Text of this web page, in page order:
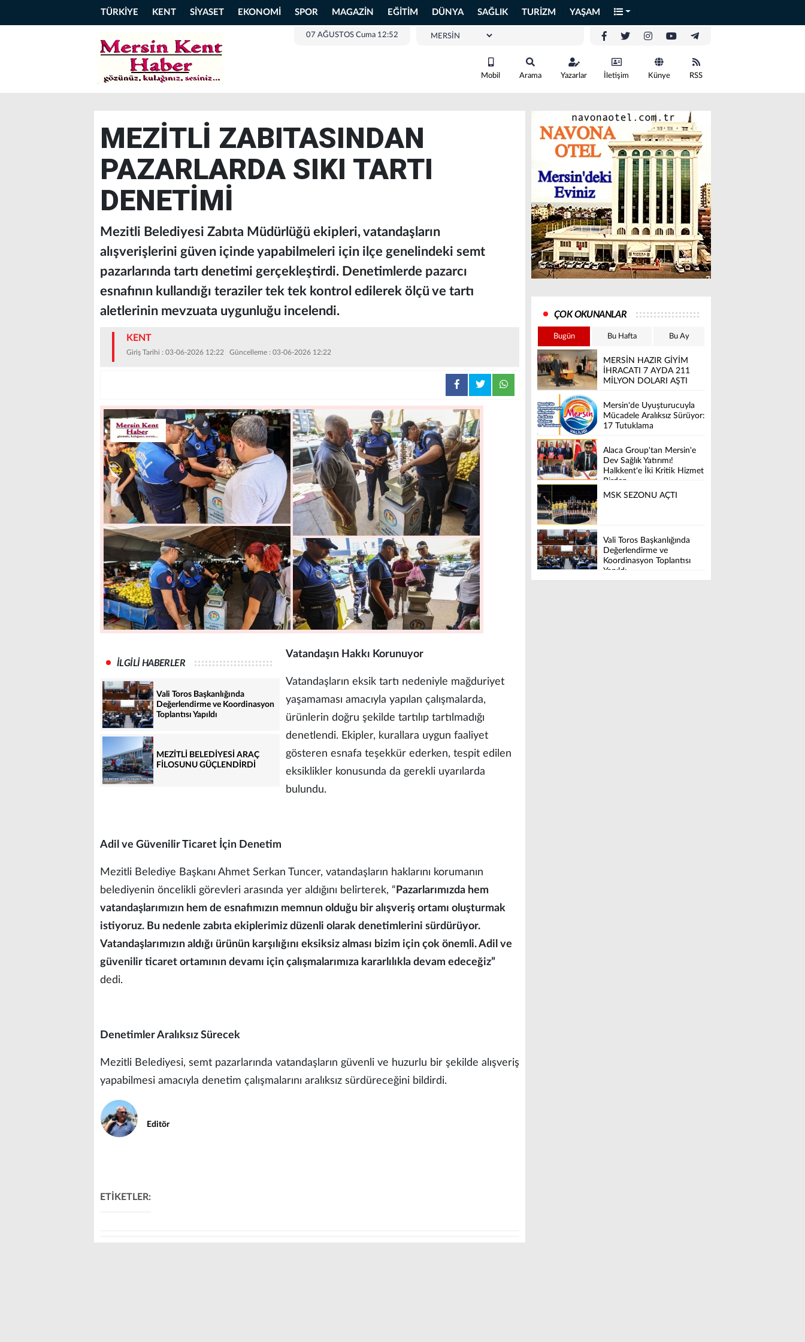
TÜRKİYE KENT SİYASET EKONOMİ SPOR MAGAZİN EĞİTİM DÜNYA SAĞLIK TURİZM YAŞAM
07 AĞUSTOS Cuma 12:52
Mobil Arama Yazarlar İletişim Künye RSS
MEZİTLİ ZABITASINDAN
PAZARLARDA SIKI TARTI
DENETİMİ
Mezitli Belediyesi Zabıta Müdürlüğü ekipleri, vatandaşların
alışverişlerini güven içinde yapabilmeleri için ilçe genelindeki semt
pazarlarında tartı denetimi gerçekleştirdi. Denetimlerde pazarcı
esnafının kullandığı teraziler tek tek kontrol edilerek ölçü ve tartı
aletlerinin mevzuata uygunluğu incelendi.
KENT
Giriş Tarihi : 03-06-2026 12:22 Güncelleme : 03-06-2026 12:22
İLGİLİ HABERLER
Vali Toros Başkanlığında
Değerlendirme ve Koordinasyon
Toplantısı Yapıldı
MEZİTLİ BELEDİYESİ ARAÇ
FİLOSUNU GÜÇLENDİRDİ
Vatandaşın Hakkı Korunuyor
Vatandaşların eksik tartı nedeniyle mağduriyet
yaşamaması amacıyla yapılan çalışmalarda,
ürünlerin doğru şekilde tartılıp tartılmadığı
denetlendi. Ekipler, kurallara uygun faaliyet
gösteren esnafa teşekkür ederken, tespit edilen
eksiklikler konusunda da gerekli uyarılarda
bulundu.
Adil ve Güvenilir Ticaret İçin Denetim
Mezitli Belediye Başkanı Ahmet Serkan Tuncer, vatandaşların haklarını korumanın
belediyenin öncelikli görevleri arasında yer aldığını belirterek, “ Pazarlarımızda hem
vatandaşlarımızın hem de esnafımızın memnun olduğu bir alışveriş ortamı oluşturmak
istiyoruz. Bu nedenle zabıta ekiplerimiz düzenli olarak denetimlerini sürdürüyor.
Vatandaşlarımızın aldığı ürünün karşılığını eksiksiz alması bizim için çok önemli. Adil ve
güvenilir ticaret ortamının devamı için çalışmalarımıza kararlılıkla devam edeceğiz”
dedi.
Denetimler Aralıksız Sürecek
Mezitli Belediyesi, semt pazarlarında vatandaşların güvenli ve huzurlu bir şekilde alışveriş
yapabilmesi amacıyla denetim çalışmalarını aralıksız sürdüreceğini bildirdi.
Editör
ETİKETLER:
ÇOK OKUNANLAR
Bugün Bu Hafta Bu Ay
MERSİN HAZIR GİYİM
İHRACATI 7 AYDA 211
MİLYON DOLARI AŞTI
Mersin'de Uyuşturucuyla
Mücadele Aralıksız Sürüyor:
17 Tutuklama
Alaca Group'tan Mersin'e
Dev Sağlık Yatırımı!
Halkkent'e İki Kritik Hizmet
Birden
MSK SEZONU AÇTI
Vali Toros Başkanlığında
Değerlendirme ve
Koordinasyon Toplantısı
Yapıldı